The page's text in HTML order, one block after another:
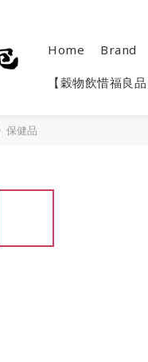
Home Brand
【穀物飲惜福良
保健品